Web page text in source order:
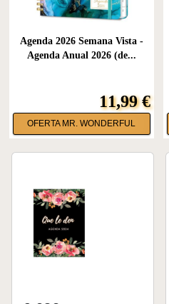
Agenda 2026 Semana Vista -
Agenda Anual 2026 (de...
11,99 €
OFERTA MR. WONDERFUL